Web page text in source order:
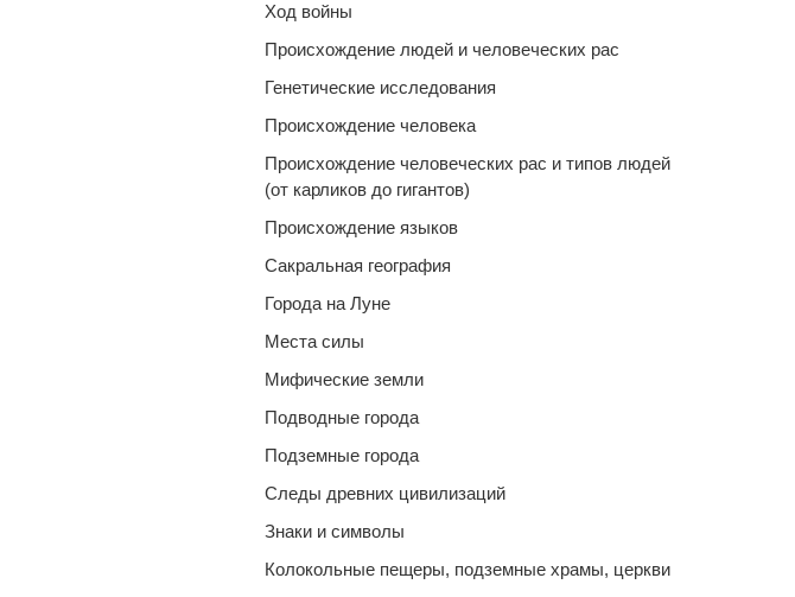
Ход войны
Происхождение людей и человеческих рас
Генетические исследования
Происхождение человека
Происхождение человеческих рас и типов людей
(от карликов до гигантов)
Происхождение языков
Сакральная география
Города на Луне
Места силы
Мифические земли
Подводные города
Подземные города
Следы древних цивилизаций
Знаки и символы
Колокольные пещеры, подземные храмы, церкви